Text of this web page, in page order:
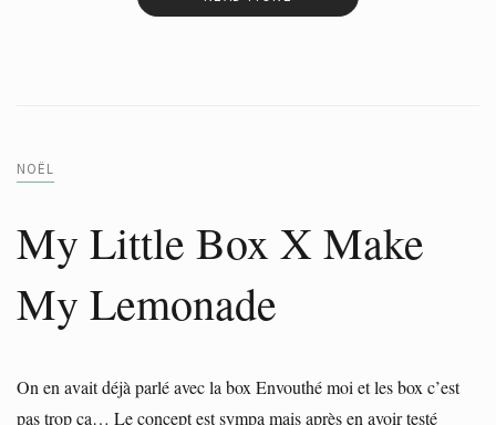
NOËL
My Little Box X Make
My Lemonade
On en avait déjà parlé avec la box Envouthé moi et les box c’est
pas trop ça… Le concept est sympa mais après en avoir testé